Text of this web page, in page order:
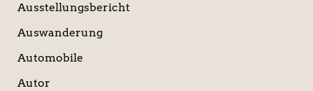
Ausstellungsbericht
Auswanderung
Automobile
Autor